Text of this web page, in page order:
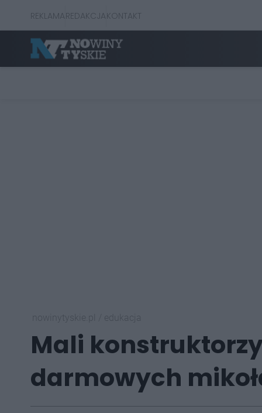
REKLAMAREDAKCJAKONTAKT
Mali
darmowych